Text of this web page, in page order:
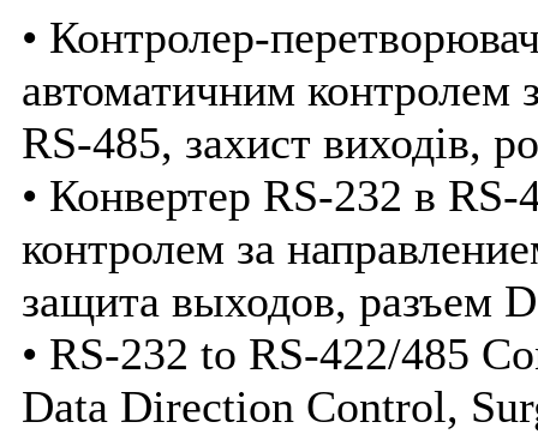
• Контролер-
автоматичним контролем
RS-485, захист виходів,
• Конвертер RS-232 в
контролем за
защита выходов, разъем
• RS-232 to RS-422/485
Data Direction Control,